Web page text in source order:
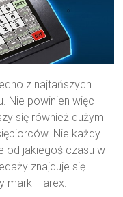
z najtańszych
Nie powinien więc
się również dużym
Nie każdy
od jakiegoś czasu w
znajduje się
marki Farex.